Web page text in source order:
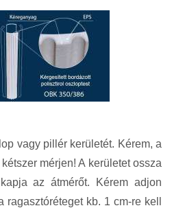
vagy pillér kerületét. Kérem, a
mérjen! A kerületet ossza
az átmérőt. Kérem adjon
ragasztóréteget kb. 1 cm-re kell